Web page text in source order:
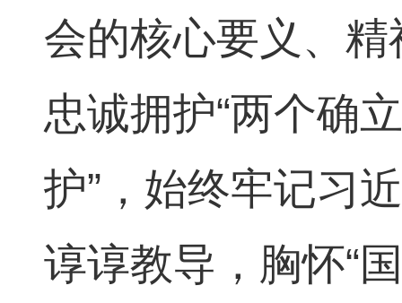
会的核心要义、
忠诚拥护“两个确
护”，始终牢记习
谆谆教导，胸怀“